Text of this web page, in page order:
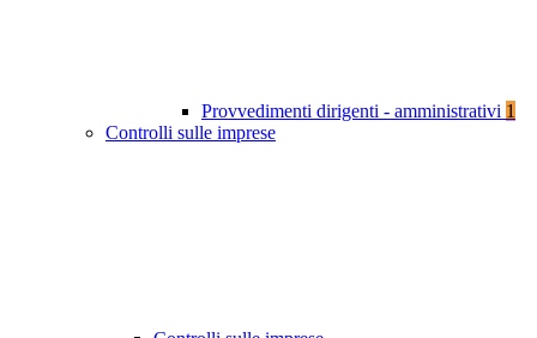
Provvedimenti dirigenti - amministrativi 1
Controlli sulle imprese